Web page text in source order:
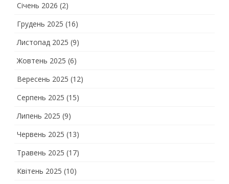
Січень 2026 (2)
Грудень 2025 (16)
Листопад 2025 (9)
Жовтень 2025 (6)
Вересень 2025 (12)
Серпень 2025 (15)
Липень 2025 (9)
Червень 2025 (13)
Травень 2025 (17)
Квітень 2025 (10)